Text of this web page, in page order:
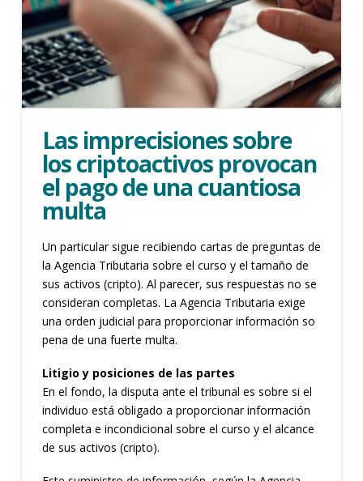
Las imprecisiones sobre
los criptoactivos provocan
el pago de una cuantiosa
multa
Un particular sigue recibiendo cartas de preguntas de
la Agencia Tributaria sobre el curso y el tamaño de
sus activos (cripto). Al parecer, sus respuestas no se
consideran completas. La Agencia Tributaria exige
una orden judicial para proporcionar información so
pena de una fuerte multa.
Litigio y posiciones de las partes
En el fondo, la disputa ante el tribunal es sobre si el
individuo está obligado a proporcionar información
completa e incondicional sobre el curso y el alcance
de sus activos (cripto).